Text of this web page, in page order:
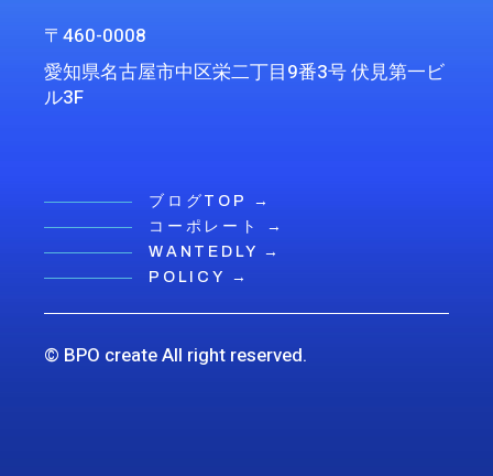
〒460-0008
愛知県名古屋市中区栄二丁目9番3号 伏見第一ビ
ル3F
ブログTOP →
コーポレート →
WANTEDLY →
POLICY →
© BPO create All right reserved.